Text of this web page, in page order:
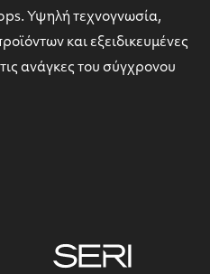
Υψηλή τεχνογνωσία,
και εξειδικευμένες
ανάγκες του σύγχρονου